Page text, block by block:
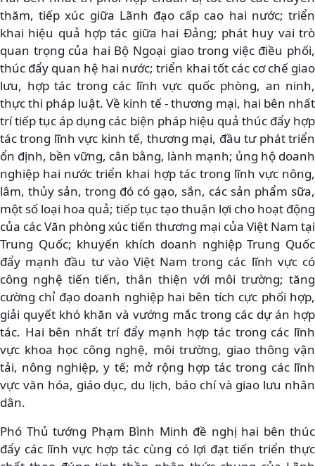
thăm, tiếp xúc giữa Lãnh đạo cấp cao hai nước; triển
khai hiệu quả hợp tác giữa hai Đảng; phát huy vai trò
quan trọng của hai Bộ Ngoại giao trong việc điều phối,
thúc đẩy quan hệ hai nước; triển khai tốt các cơ chế giao
lưu, hợp tác trong các lĩnh vực quốc phòng, an ninh,
thực thi pháp luật. Về kinh tế - thương mại, hai bên nhất
trí tiếp tục áp dụng các biện pháp hiệu quả thúc đẩy hợp
tác trong lĩnh vực kinh tế, thương mại, đầu tư phát triển
ổn định, bền vững, cân bằng, lành mạnh; ủng hộ doanh
nghiệp hai nước triển khai hợp tác trong lĩnh vực nông,
lâm, thủy sản, trong đó có gạo, sắn, các sản phẩm sữa,
một số loại hoa quả; tiếp tục tạo thuận lợi cho hoạt động
của các Văn phòng xúc tiến thương mại của Việt Nam tại
Trung Quốc; khuyến khích doanh nghiệp Trung Quốc
đẩy mạnh đầu tư vào Việt Nam trong các lĩnh vực có
công nghệ tiến tiến, thân thiện với môi trường; tăng
cường chỉ đạo doanh nghiệp hai bên tích cực phối hợp,
giải quyết khó khăn và vướng mắc trong các dự án hợp
tác. Hai bên nhất trí đẩy mạnh hợp tác trong các lĩnh
vực khoa học công nghệ, môi trường, giao thông vận
tải, nông nghiệp, y tế; mở rộng hợp tác trong các lĩnh
vực văn hóa, giáo dục, du lịch, báo chí và giao lưu nhân
dân.
Phó Thủ tướng Phạm Bình Minh đề nghị hai bên thúc
đẩy các lĩnh vực hợp tác cùng có lợi đạt tiến triển thực